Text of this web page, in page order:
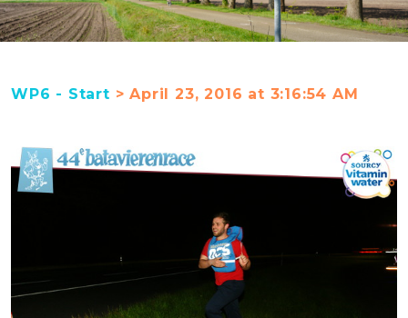
WP6 - Start > April 23, 2016 at 3:16:54 AM